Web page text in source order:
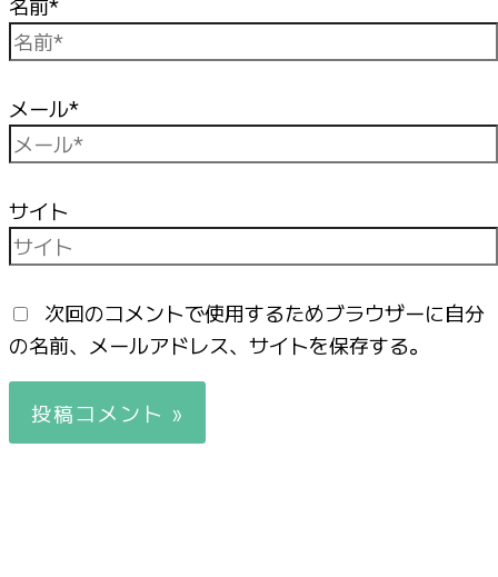
名前*
メール*
サイト
次回のコメントで使用するためブラウザーに自分
の名前、メールアドレス、サイトを保存する。